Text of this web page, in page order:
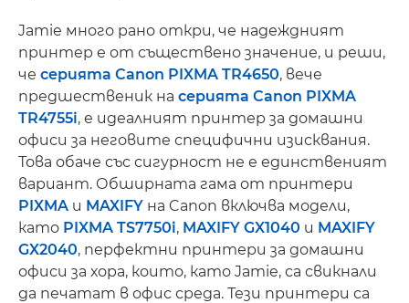
Jamie много рано откри, че надеждният
принтер е от съществено значение, и реши,
че серията Canon PIXMA TR4650, вече
предшественик на серията Canon PIXMA
TR4755i, е идеалният принтер за домашни
офиси за неговите специфични изисквания.
Това обаче със сигурност не е единственият
вариант. Обширната гама от принтери
PIXMA и MAXIFY на Canon включва модели,
като PIXMA TS7750i, MAXIFY GX1040 и MAXIFY
GX2040, перфектни принтери за домашни
офиси за хора, които, като Jamie, са свикнали
да печатат в офис среда. Тези принтери са